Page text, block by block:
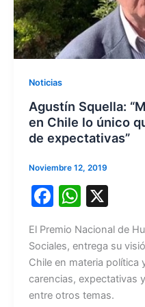
Noticias
Agustín Squella:
en Chile lo único
de expectativas”
Noviembre 12, 2019
F
c
e
b
W
at
s
A
X
El Premio Nacional de
Sociales, entrega su
Chile en materia política
carencias, expectativas
entre otros temas.